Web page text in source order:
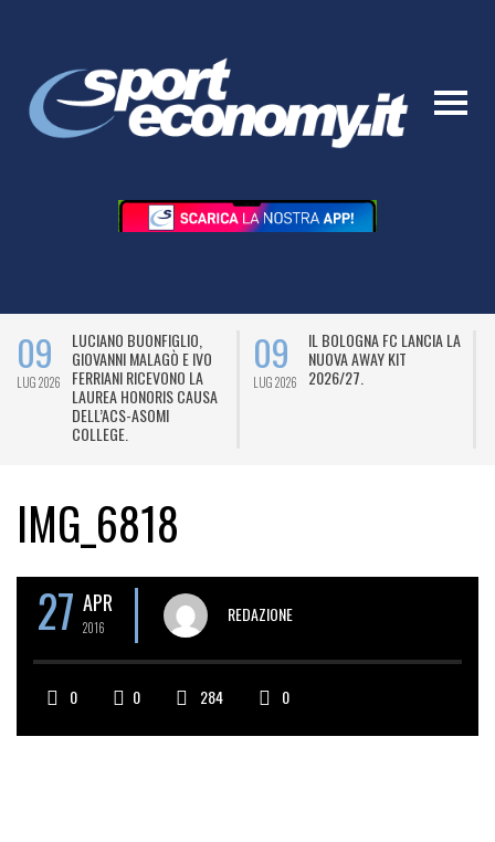
09
LUG 2026
LUCIANO BUONFIGLIO,
GIOVANNI MALAGÒ E IVO
FERRIANI RICEVONO LA
LAUREA HONORIS CAUSA
DELL’ACS-ASOMI
COLLEGE.
09
LUG 2026
IL BOLOGNA FC LANCIA LA
NUOVA AWAY KIT
2026/27.
IMG_6818
27 APR
2016
REDAZIONE
0 0 284 0